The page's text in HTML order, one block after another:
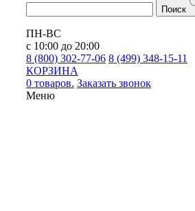
Поиск
ПН-ВС
с 10:00 до 20:00
8 (800) 302-77-06 8 (499) 348-15-11
КОРЗИНА
0 товаров. Заказать звонок
Меню